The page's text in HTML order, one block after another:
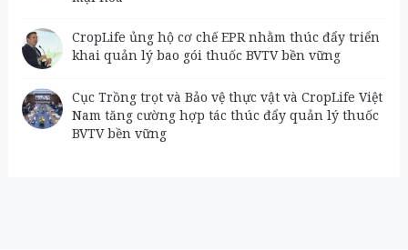
CropLife ủng hộ cơ chế EPR nhằm thúc đẩy triển
khai quản lý bao gói thuốc BVTV bền vững
Cục Trồng trọt và Bảo vệ thực vật và CropLife Việt
Nam tăng cường hợp tác thúc đẩy quản lý thuốc
BVTV bền vững